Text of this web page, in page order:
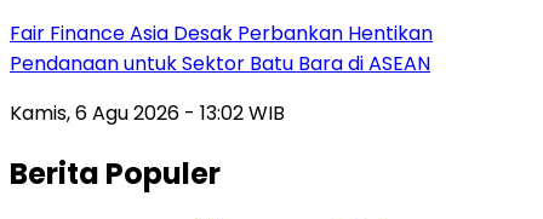
Fair Finance Asia Desak Perbankan Hentikan
Pendanaan untuk Sektor Batu Bara di ASEAN
Kamis, 6 Agu 2026 - 13:02 WIB
Berita Populer